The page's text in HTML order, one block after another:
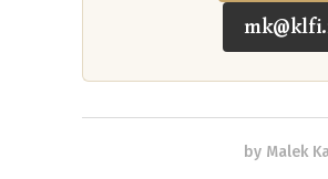
by Malek